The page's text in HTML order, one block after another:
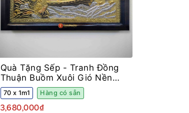
Quà Tặng Sếp - Tranh Đồng
Thuận Buồm Xuôi Gió Nền
Sáng Dát Tam Khí Khung Sồi
70 x 1m1 Hàng có sẵn
3,680,000₫